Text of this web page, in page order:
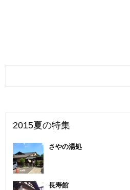
2015夏の特集
さやの湯処
長寿館